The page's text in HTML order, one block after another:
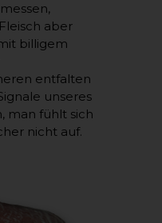
aber
billigem
entfalten
unseres
man fühlt sich
nicht auf.